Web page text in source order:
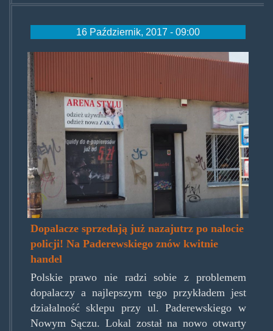
16 Październik, 2017 - 09:00
arenastylu1.jpg
Dopalacze sprzedają już nazajutrz po nalocie
policji! Na Paderewskiego znów kwitnie
handel
Polskie prawo nie radzi sobie z problemem
dopalaczy a najlepszym tego przykładem jest
działalność sklepu przy ul. Paderewskiego w
Nowym Sączu. Lokal został na nowo otwarty